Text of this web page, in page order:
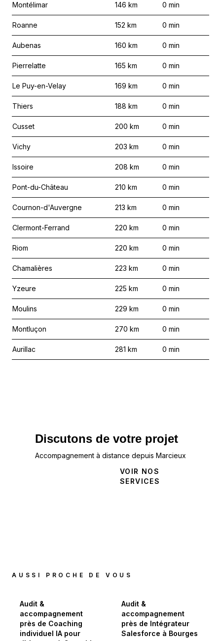
Montélimar 146 km 0 min
Roanne 152 km 0 min
Aubenas 160 km 0 min
Pierrelatte 165 km 0 min
Le Puy-en-Velay 169 km 0 min
Thiers 188 km 0 min
Cusset 200 km 0 min
Vichy 203 km 0 min
Issoire 208 km 0 min
Pont-du-Château 210 km 0 min
Cournon-d'Auvergne 213 km 0 min
Clermont-Ferrand 220 km 0 min
Riom 220 km 0 min
Chamalières 223 km 0 min
Yzeure 225 km 0 min
Moulins 229 km 0 min
Montluçon 270 km 0 min
Aurillac 281 km 0 min
Discutons de votre projet
Accompagnement à distance depuis Marcieux
VOIR NOS
SERVICES
AUSSI PROCHE DE VOUS
Audit &
accompagnement
près de Coaching
individuel IA pour
Audit &
accompagnement
près de Intégrateur
Salesforce à Bourges